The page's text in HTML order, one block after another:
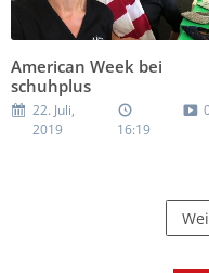
American Week bei
schuhplus
22. Juli,
2019
16:19